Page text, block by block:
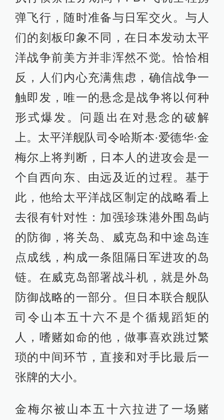
弹飞行，随时准备与日军交火。与人
们的刻板印象不同，在日本发动太平
洋战争前美方并非浑然不觉。恰恰相
反，人们内心充满焦虑，确信战争一
触即发，唯一的悬念是战争将以何种
形式爆发。问题出在对悬念的破解
上。太平洋舰队司令哈斯本·爱德华·金
梅尔上将判断，日本人的进攻会是一
个自西向东、由远及近的过程。基于
此，他给太平洋战区制定的战略看上
去很有针对性：加强珍珠港外围岛屿
的防御，将关岛、威克岛和中途岛连
点成线，构成一条阻隔日军进攻的岛
链。在威克岛部署战斗机，就是外岛
防御战略的一部分。但日本联合舰队
司令山本五十六不是个循规蹈矩的
人，嗜赌如命的他，做事喜欢跳过繁
琐的中间环节，直接和对手比最后一
张牌的大小。
金梅尔被山本五十六拉进了一场赌